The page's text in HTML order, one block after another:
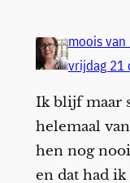
moois van
vrijdag 21
Ik blijf maar
helemaal
hen nog
en dat had